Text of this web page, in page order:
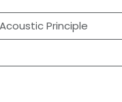
Acoustic Principle